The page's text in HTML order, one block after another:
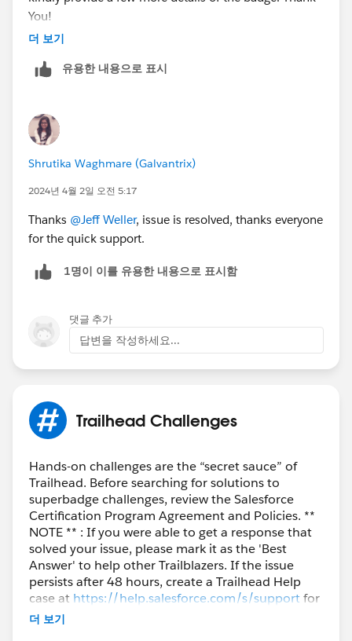
You!
++TrailheadHelpFollowUp
더 보기
유용한 내용으로 표시
Shrutika Waghmare (Galvantrix)
2024년 4월 2일 오전 5:17
Thanks @Jeff Weller, issue is resolved, thanks everyone
for the quick support.
1명이 이를 유용한 내용으로 표시함
댓글 추가
답변을 작성하세요...
Trailhead Challenges
Hands-on challenges are the “secret sauce” of
Trailhead. Before searching for solutions to
superbadge challenges, review the Salesforce
Certification Program Agreement and Policies. **
NOTE ** : If you were able to get a response that
solved your issue, please mark it as the 'Best
Answer' to help other Trailblazers. If the issue
persists after 48 hours, create a Trailhead Help
case at https://help.salesforce.com/s/supportfor
further assistance.
더 보기